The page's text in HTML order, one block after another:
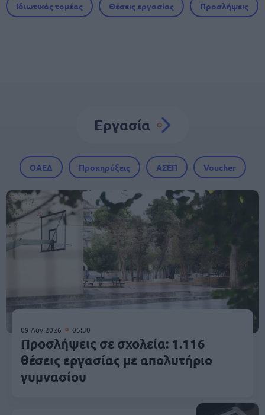
Ιδιωτικός τομέας Θέσεις εργασίας Προσλήψεις
Εργασία
ΟΑΕΔ Προκηρύξεις ΑΣΕΠ Voucher
09 Αυγ 2026 05:30
Προσλήψεις σε σχολεία: 1.116
θέσεις εργασίας με απολυτήριο
γυμνασίου